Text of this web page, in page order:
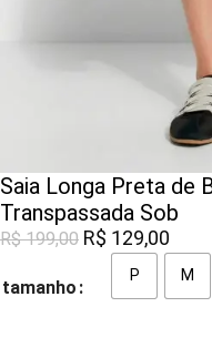
Saia Longa Preta de
Transpassada Sob
R$199,00 R$ 129,00
tamanho
P M